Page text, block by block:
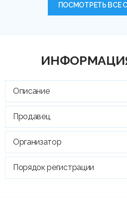
ПОСМОТРЕТЬ ВСЕ
Описание
Продавец
Организатор
Порядок регистрации